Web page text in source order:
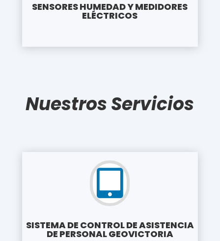
SENSORES HUMEDAD Y MEDIDORES
ELÉCTRICOS
Nuestros Servicios

SISTEMA DE CONTROL DE ASISTENCIA
DE PERSONAL GEOVICTORIA